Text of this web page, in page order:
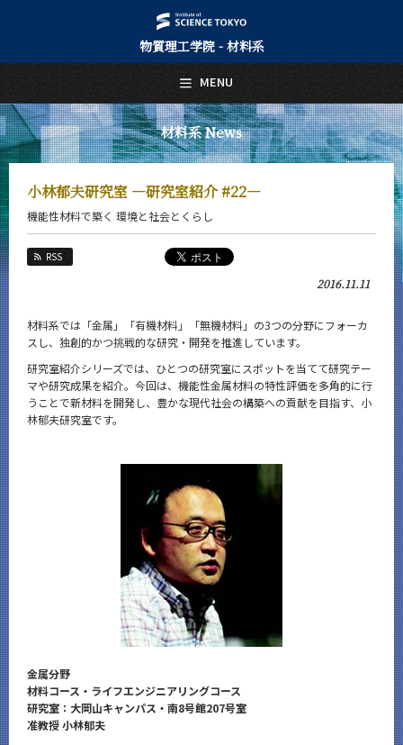
物質理工学院 - 材料系
材料系 News
小林郁夫研究室 ―研究室紹介 #22―
機能性材料で築く 環境と社会とくらし
RSS
2016.11.11
材料系では「金属」「有機材料」「無機材料」の3つの分野にフォーカ
スし、独創的かつ挑戦的な研究・開発を推進しています。
研究室紹介シリーズでは、ひとつの研究室にスポットを当てて研究テー
マや研究成果を紹介。今回は、機能性金属材料の特性評価を多角的に行
うことで新材料を開発し、豊かな現代社会の構築への貢献を目指す、小
林郁夫研究室です。
金属分野
材料コース・ライフエンジニアリングコース
研究室：大岡山キャンパス・南8号館207号室
准教授 小林郁夫
MENU
日本語 English
トップページ
Top Page
材料系について
About Us
教育
Education
教員・研究室
Faculty and Laboratories
入学案内
Admissions
材料系 News
News
イベントカレンダー
Event Calendar
サイト構成